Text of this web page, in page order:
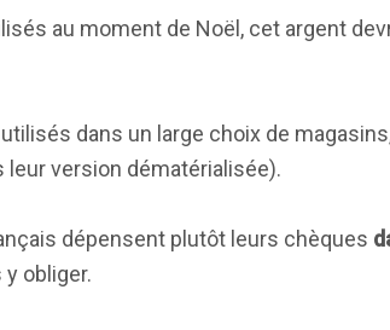
au moment de Noël, cet argent
dans un large choix de
leur version dématérialisée).
dépensent plutôt leurs chèques
y obliger.